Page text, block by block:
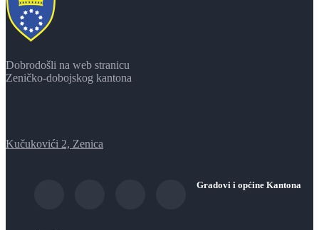
Dobrodošli na web stranicu
Zeničko-dobojskog kantona
Kučukovići 2, Zenica
Gradovi i općine Kantona